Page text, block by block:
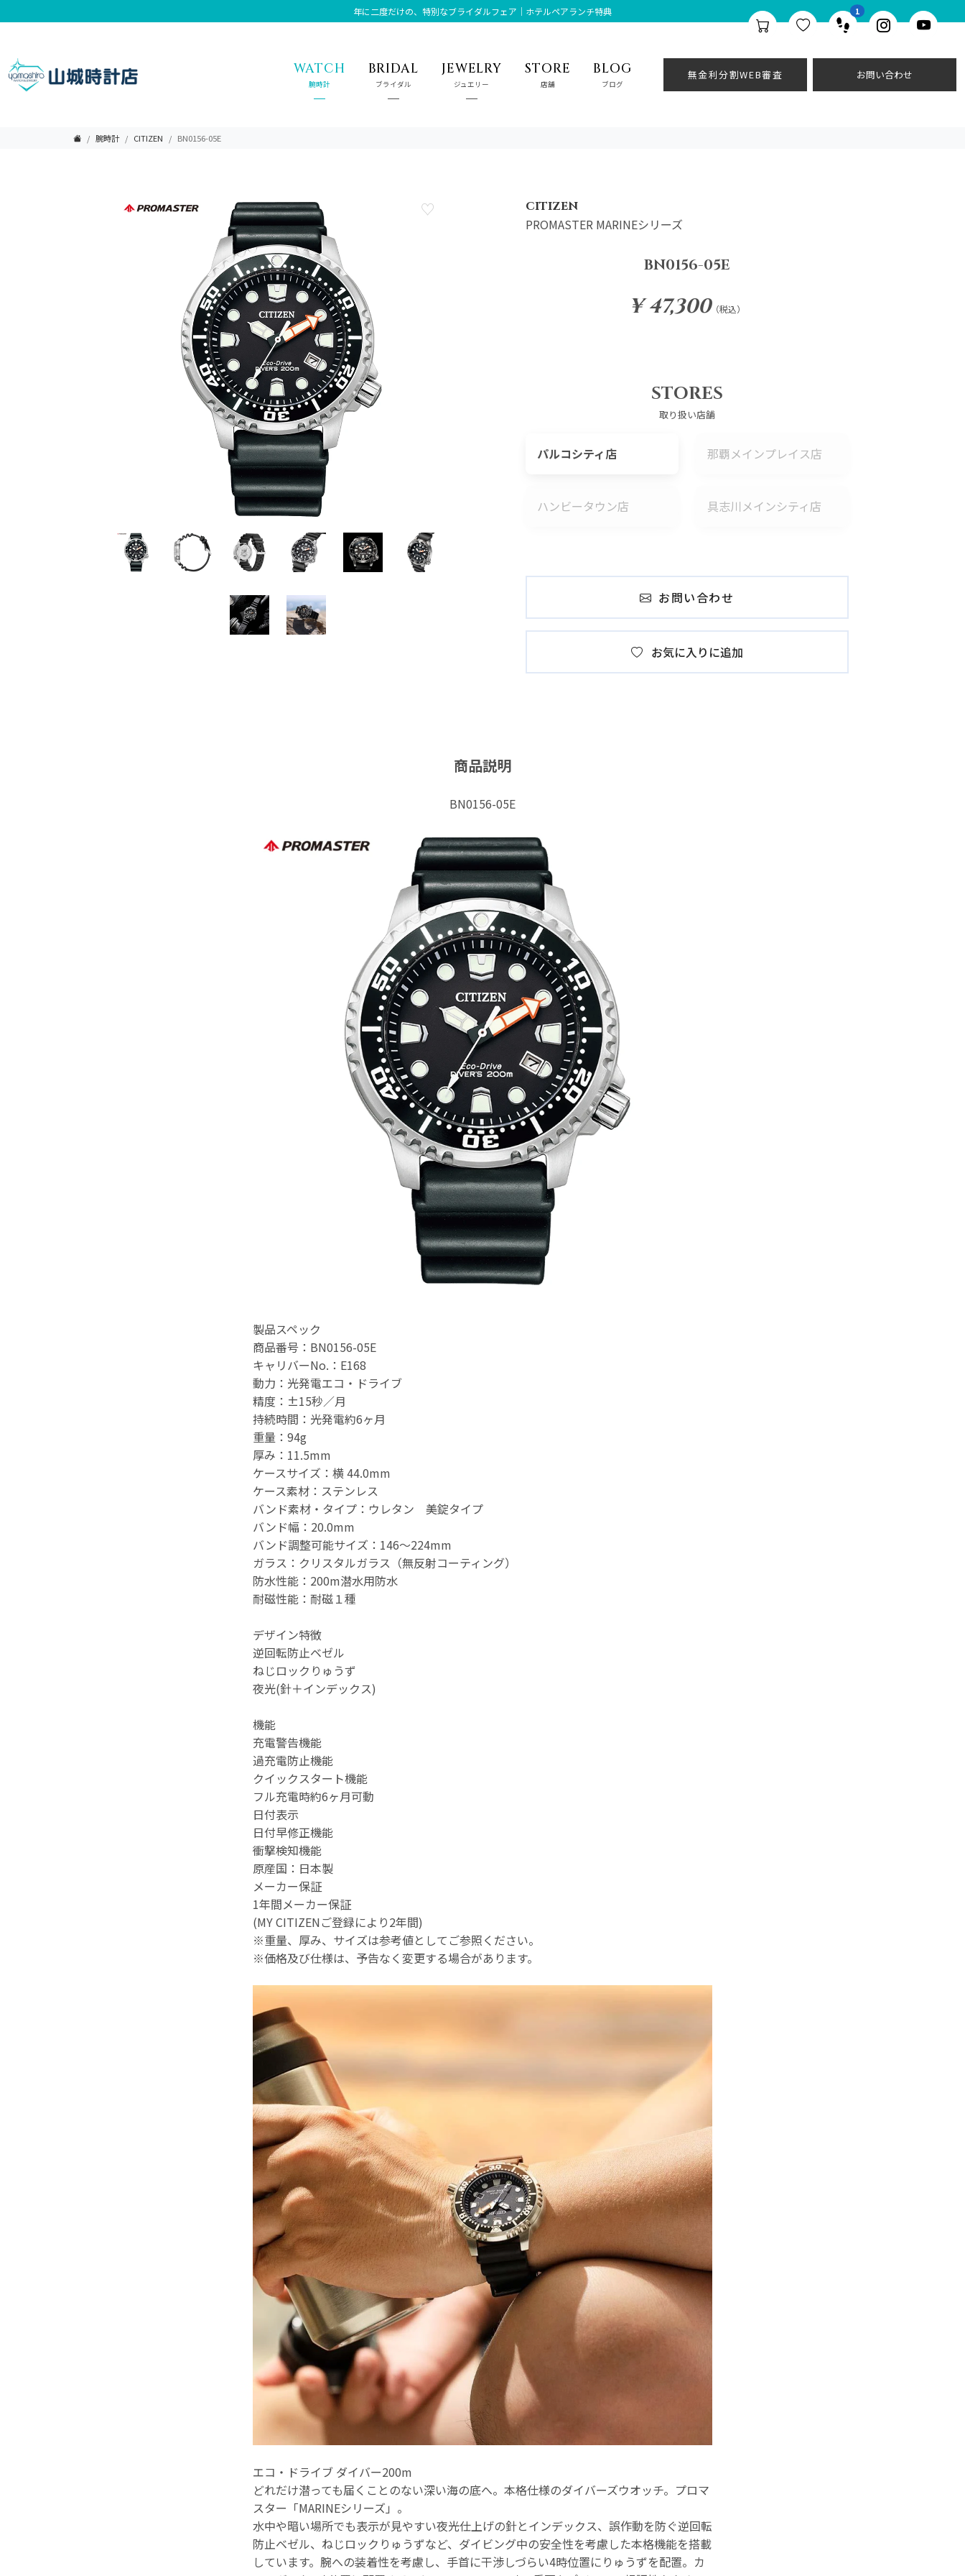
年に二度だけの、特別なブライダルフェア｜ホテルペアランチ特典 1
WATCH
腕時計
BRIDAL
ブライダル
JEWELRY
ジュエリー
STORE
店舗
BLOG
ブログ
無金利分割WEB審査 お問い合わせ
腕時計 CITIZEN BN0156-05E
CITIZEN
PROMASTER MARINEシリーズ
BN0156-05E
¥ 47,300（税込）
STORES
取り扱い店舗
パルコシティ店 那覇メインプレイス店
ハンビータウン店 具志川メインシティ店
お問い合わせ
お気に入りに追加
商品説明
BN0156-05E
製品スペック
商品番号：BN0156-05E
キャリバーNo.：E168
動力：光発電エコ・ドライブ
精度：±15秒／月
持続時間：光発電約6ヶ月
重量：94g
厚み：11.5mm
ケースサイズ：横 44.0mm
ケース素材：ステンレス
バンド素材・タイプ：ウレタン 美錠タイプ
バンド幅：20.0mm
バンド調整可能サイズ：146～224mm
ガラス：クリスタルガラス（無反射コーティング）
防水性能：200m潜水用防水
耐磁性能：耐磁１種
デザイン特徴
逆回転防止ベゼル
ねじロックりゅうず
夜光(針＋インデックス)
機能
充電警告機能
過充電防止機能
クイックスタート機能
フル充電時約6ヶ月可動
日付表示
日付早修正機能
衝撃検知機能
原産国：日本製
メーカー保証
1年間メーカー保証
(MY CITIZENご登録により2年間)
※重量、厚み、サイズは参考値としてご参照ください。
※価格及び仕様は、予告なく変更する場合があります。
エコ・ドライブ ダイバー200m
どれだけ潜っても届くことのない深い海の底へ。本格仕様のダイバーズウオッチ。プロマ
スター「MARINEシリーズ」。
水中や暗い場所でも表示が見やすい夜光仕上げの針とインデックス、誤作動を防ぐ逆回転
防止ベゼル、ねじロックりゅうずなど、ダイビング中の安全性を考慮した本格機能を搭載
しています。腕への装着性を考慮し、手首に干渉しづらい4時位置にりゅうずを配置。カ